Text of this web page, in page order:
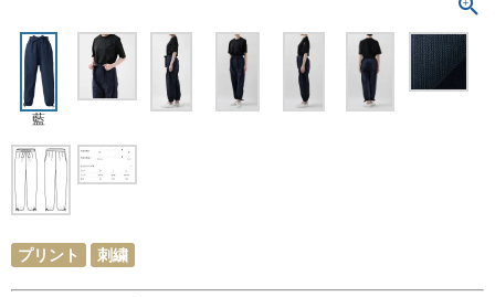
藍
プリント 刺繍